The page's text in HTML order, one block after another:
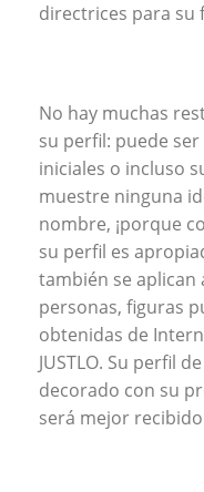
directrices para su
No hay muchas
su perfil: puede
iniciales o incluso
muestre ninguna
nombre, ¡porque
su perfil es
también se aplican
personas, figuras
obtenidas de
JUSTLO. Su perfil
decorado con su
será mejor